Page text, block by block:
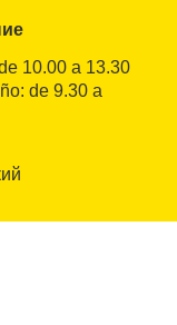
10.00 a 13.30
de 9.30 a